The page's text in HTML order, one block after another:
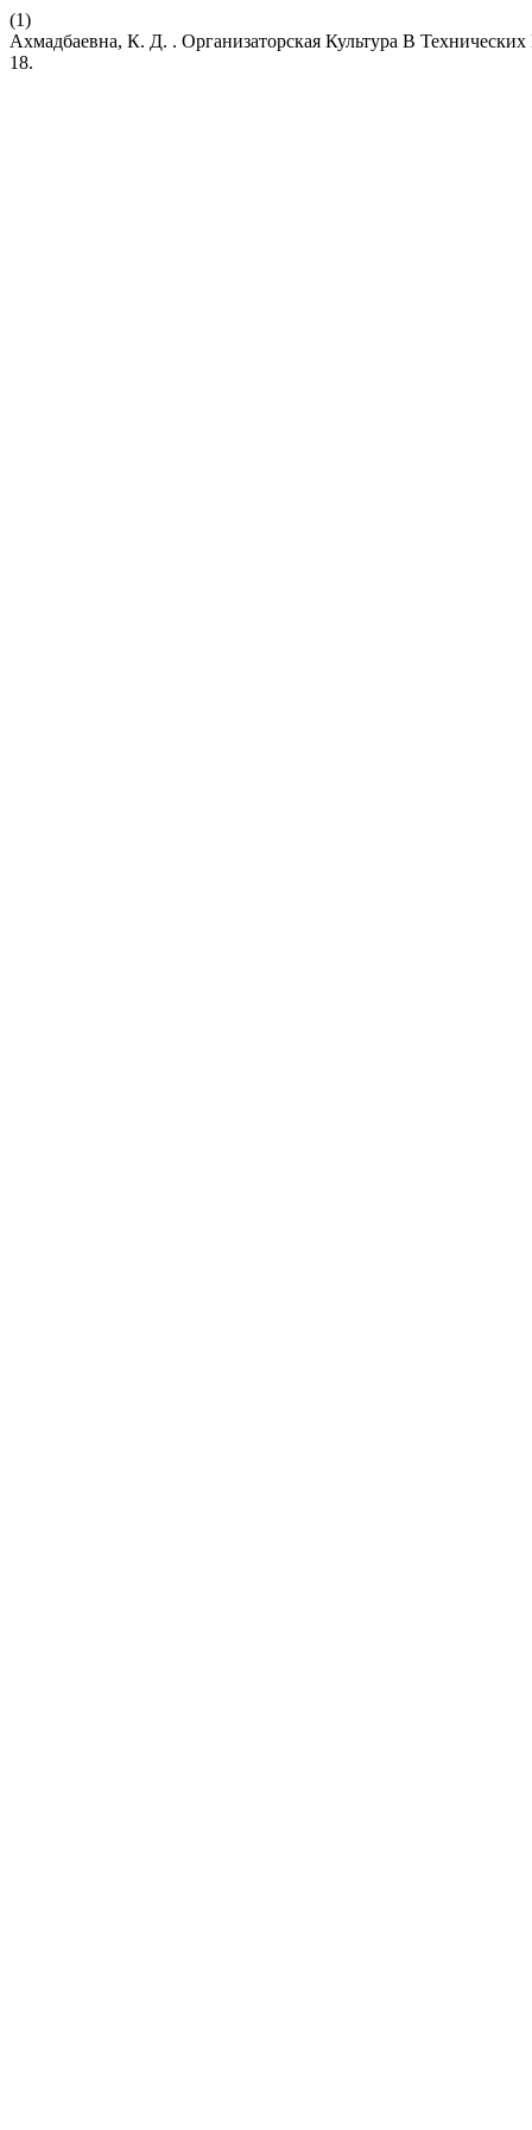
(1)
Ахмадбаевна, К. Д. . Организаторская Культура В
18.